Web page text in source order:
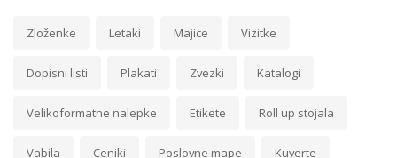
Zloženke Letaki Majice Vizitke
Dopisni listi Plakati Zvezki Katalogi
Velikoformatne nalepke Etikete Roll up stojala
Vabila Ceniki Poslovne mape Kuverte